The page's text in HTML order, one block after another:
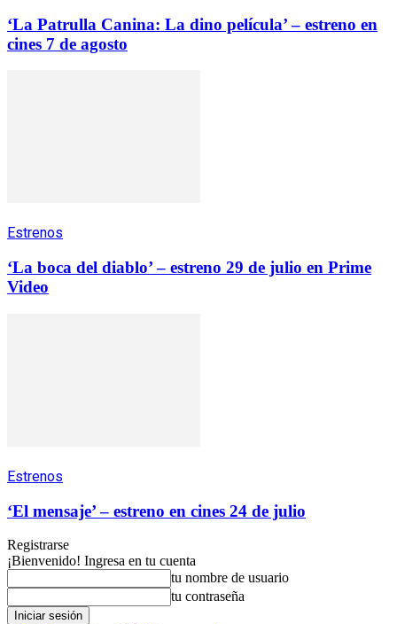
‘La Patrulla Canina: La dino película’ – estreno en
cines 7 de agosto
Estrenos
‘La boca del diablo’ – estreno 29 de julio en Prime
Video
Estrenos
‘El mensaje’ – estreno en cines 24 de julio
Registrarse
¡Bienvenido! Ingresa en tu cuenta
tu nombre de usuario
tu contraseña